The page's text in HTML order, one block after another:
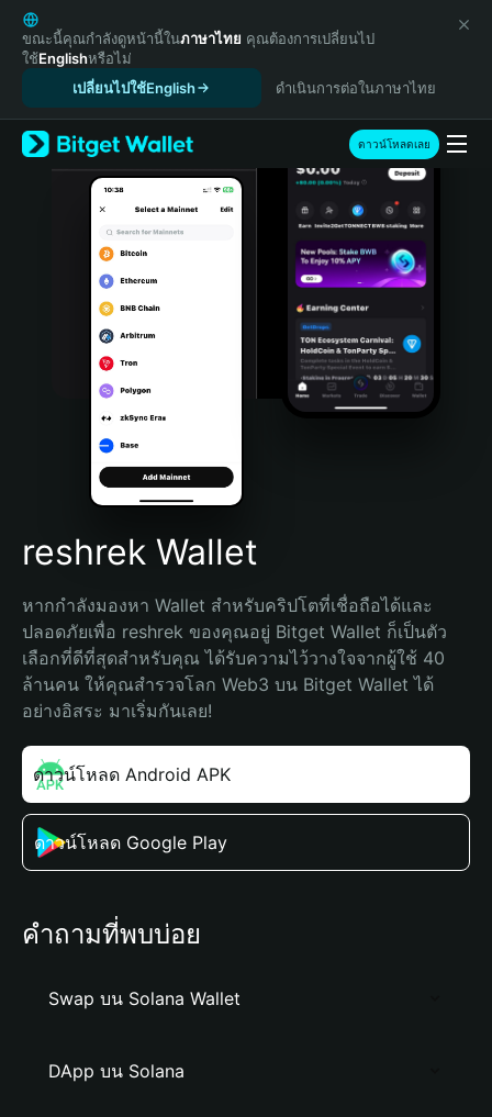
English
日本語
Tiếng Việt
Español (Latinoamérica)
Türkçe
Italiano
Português (Portugal)
Bahasa Indonesia
Português (Brasil)
Español (Argentina)
ขณะนี้คุณกำลังดูหน้านี้ในภาษาไทย คุณต้องการเปลี่ยนไป
ใช้Englishหรือไม่
เปลี่ยนไปใช้English
ดำเนินการต่อในภาษาไทย
ดาวน์โหลดเลย
reshrek Wallet
หากกำลังมองหา Wallet สำหรับคริปโตที่เชื่อถือได้และ
ปลอดภัยเพื่อ reshrek ของคุณอยู่ Bitget Wallet ก็เป็นตัว
เลือกที่ดีที่สุดสำหรับคุณ ได้รับความไว้วางใจจากผู้ใช้ 40
ล้านคน ให้คุณสำรวจโลก Web3 บน Bitget Wallet ได้
อย่างอิสระ มาเริ่มกันเลย!
ดาวน์โหลด Android APK
ดาวน์โหลด Google Play
คำถามที่พบบ่อย
Swap บน Solana Wallet
DApp บน Solana